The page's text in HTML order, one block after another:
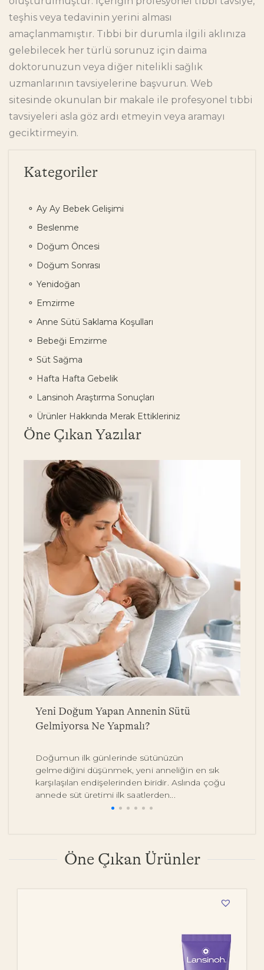
teşhis veya tedavinin yerini alması
amaçlanmamıştır. Tıbbi bir durumla ilgili aklınıza
gelebilecek her türlü sorunuz için daima
doktorunuzun veya diğer nitelikli sağlık
uzmanlarının tavsiyelerine başvurun. Web
sitesinde okunulan bir makale ile profesyonel tıbbi
tavsiyeleri asla göz ardı etmeyin veya aramayı
geciktirmeyin.
Kategoriler
Ay Ay Bebek Gelişimi
Beslenme
Doğum Öncesi
Doğum Sonrası
Yenidoğan
Emzirme
Anne Sütü Saklama Koşulları
Bebeği Emzirme
Süt Sağma
Hafta Hafta Gebelik
Lansinoh Araştırma Sonuçları
Ürünler Hakkında Merak Ettikleriniz
Öne Çıkan Yazılar
Yeni Doğum Yapan Annenin Sütü
Gelmiyorsa Ne Yapmalı?
Doğumun ilk günlerinde sütünüzün
gelmediğini düşünmek, yeni anneliğin en sık
karşılaşılan endişelerinden biridir. Aslında çoğu
annede süt üretimi ilk saatlerden...
Öne Çıkan Ürünler